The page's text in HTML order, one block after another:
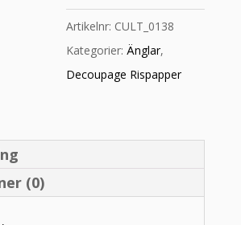
A3
32x45cm
mängd
Artikelnr: CULT_0138
Kategorier:Änglar,
Decoupage Rispapper
(0)